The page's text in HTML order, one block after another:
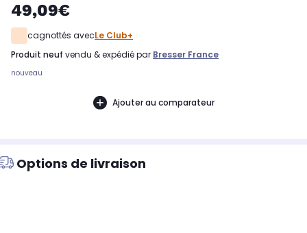
49,09€
cagnottés avecLe Club+
produit neuf vendu & expédié par Bresser France
nouveau
Ajouter au comparateur
Options de livraison